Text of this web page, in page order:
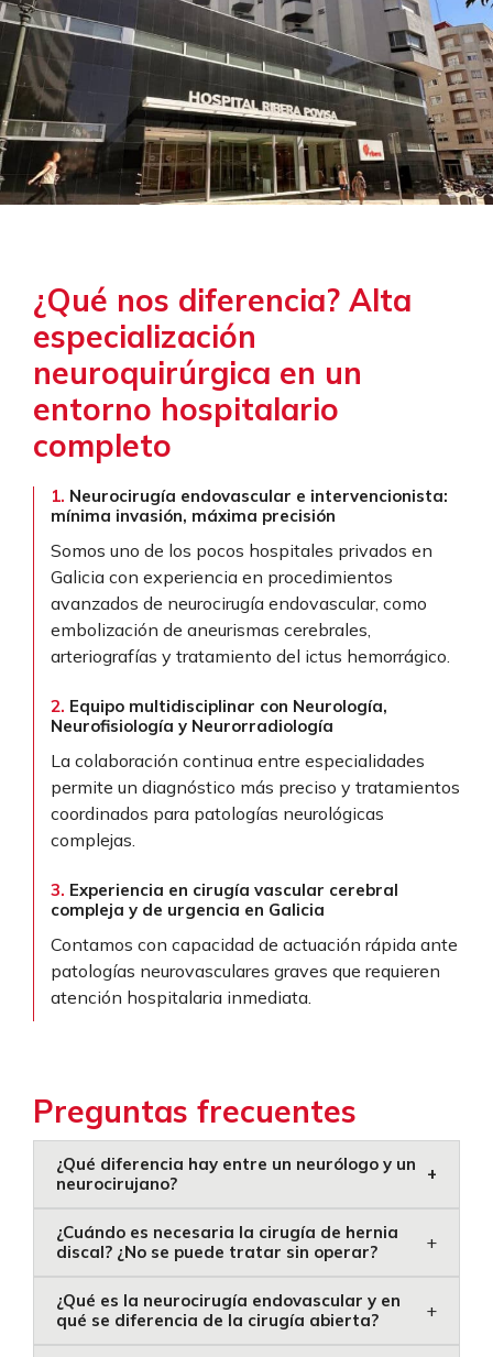
¿Qué nos diferencia? Alta
especialización
neuroquirúrgica en un
entorno hospitalario
completo
1. Neurocirugía endovascular e intervencionista:
mínima invasión, máxima precisión
Somos uno de los pocos hospitales privados en
Galicia con experiencia en procedimientos
avanzados de neurocirugía endovascular, como
embolización de aneurismas cerebrales,
arteriografías y tratamiento del ictus hemorrágico.
2. Equipo multidisciplinar con Neurología,
Neurofisiología y Neurorradiología
La colaboración continua entre especialidades
permite un diagnóstico más preciso y tratamientos
coordinados para patologías neurológicas
complejas.
3. Experiencia en cirugía vascular cerebral
compleja y de urgencia en Galicia
Contamos con capacidad de actuación rápida ante
patologías neurovasculares graves que requieren
atención hospitalaria inmediata.
Preguntas frecuentes
¿Qué diferencia hay entre un neurólogo y un
neurocirujano?
+
¿Cuándo es necesaria la cirugía de hernia
discal? ¿No se puede tratar sin operar?
+
¿Qué es la neurocirugía endovascular y en
qué se diferencia de la cirugía abierta?
+